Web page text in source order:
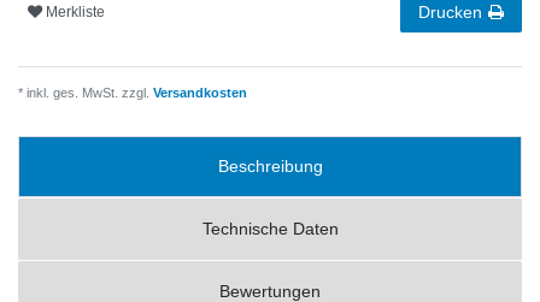
Merkliste Drucken
* inkl. ges. MwSt. zzgl. Versandkosten
Beschreibung
Technische Daten
Bewertungen